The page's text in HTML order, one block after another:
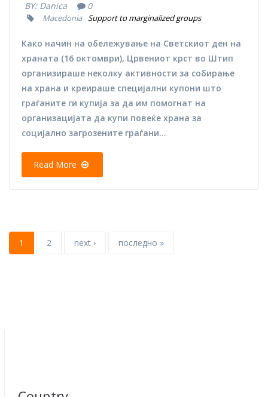
BY: Danica 0
Macedonia Support to marginalized groups
Како начин на обележување на Светскиот ден на
храната (16 октомври), Црвениот крст во Штип
организираше неколку активности за собирање
на храна и креираше специјални купони што
граѓаните ги купија за да им помогнат на
организацијата да купи повеќе храна за
социјално загрозените граѓани....
Read More
1 2 next › последно »